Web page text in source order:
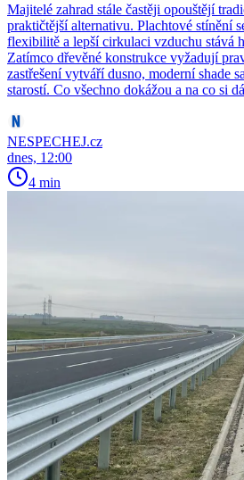
Majitelé zahrad stále častěji opouštějí
praktičtější alternativu. Plachtové stínění
flexibilitě a lepší cirkulaci vzduchu stává
Zatímco dřevěné konstrukce vyžadují
zastřešení vytváří dusno, moderní shade
starostí. Co všechno dokážou a na co si
NESPECHEJ.cz
dnes, 12:00
4 min